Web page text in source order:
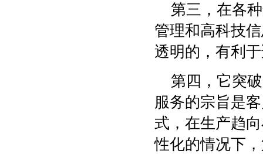
第三，在各
管理和高科技
透明的，有利
第四，它突
服务的宗旨是
式，在生产趋
性化的情况下